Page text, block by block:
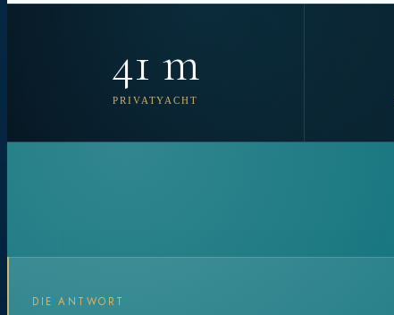
41 m
PRIVATYACHT
DIE ANTWORT